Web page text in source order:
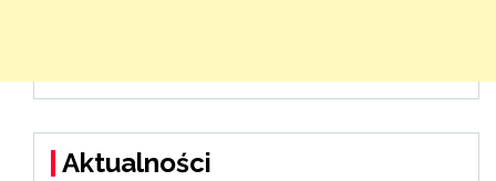
Aktualności